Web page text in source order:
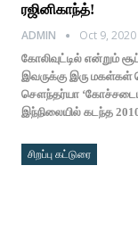
ரஜினிகாந்த்!
ADMIN
Oct 9, 2020
கோலிவுட்டில் என்றும்
இவருக்கு இரு
சௌந்தர்யா
இந்நிலையில் கடந்த
சிறப்பு கட்டுரை